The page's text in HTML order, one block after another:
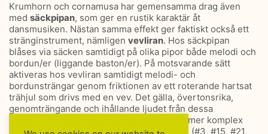
Krumhorn och cornamusa har gemensamma drag även
med säckpipan, som ger en rustik karaktär åt
dansmusiken. Nästan samma effekt ger faktiskt också ett
stränginstrument, nämligen vevliran. Hos säckpipan
blåses via säcken samtidigt på olika pipor både melodi och
bordun/er (liggande baston/er). På motsvarande sätt
aktiveras hos vevliran samtidigt melodi- och
bordunsträngar genom friktionen av ett roterande hartsat
trähjul som drivs med en vev. Det gälla, övertonsrika,
genomträngande och ihållande ljudet från dessa
instrument utesluter dem naturligtvis från mer komplex
polyfoni. Här förekommer de mest på Vol. I (#3, #15, #21,